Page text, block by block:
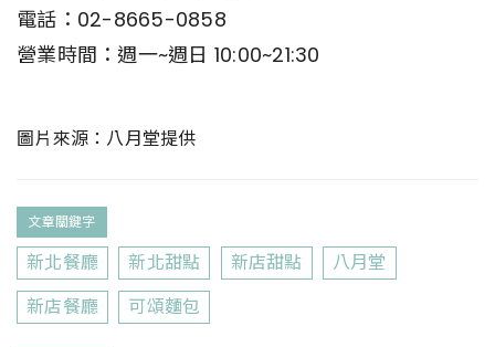
電話：02-8665-0858
營業時間：週一~週日 10:00~21:30
圖片來源：八月堂提供
文章關鍵字
新北餐廳 新北甜點 新店甜點
八月堂
新店餐廳
可頌麵包